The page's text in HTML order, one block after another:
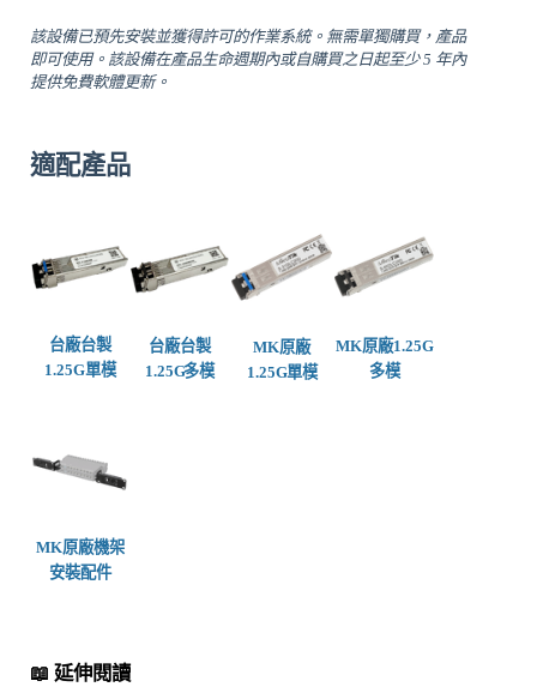
該設備已預先安裝並獲得許可的作業系統。無需單獨購買，產品
即可使用。該設備在產品生命週期內或自購買之日起至少 5 年內
提供免費軟體更新。
適配產品
台廠台製
1.25G單模
台廠台製
1.25G 多模
MK原廠
1.25G單模
MK原廠1.25G
多模
MK原廠機架
安裝配件
📖 延伸閱讀